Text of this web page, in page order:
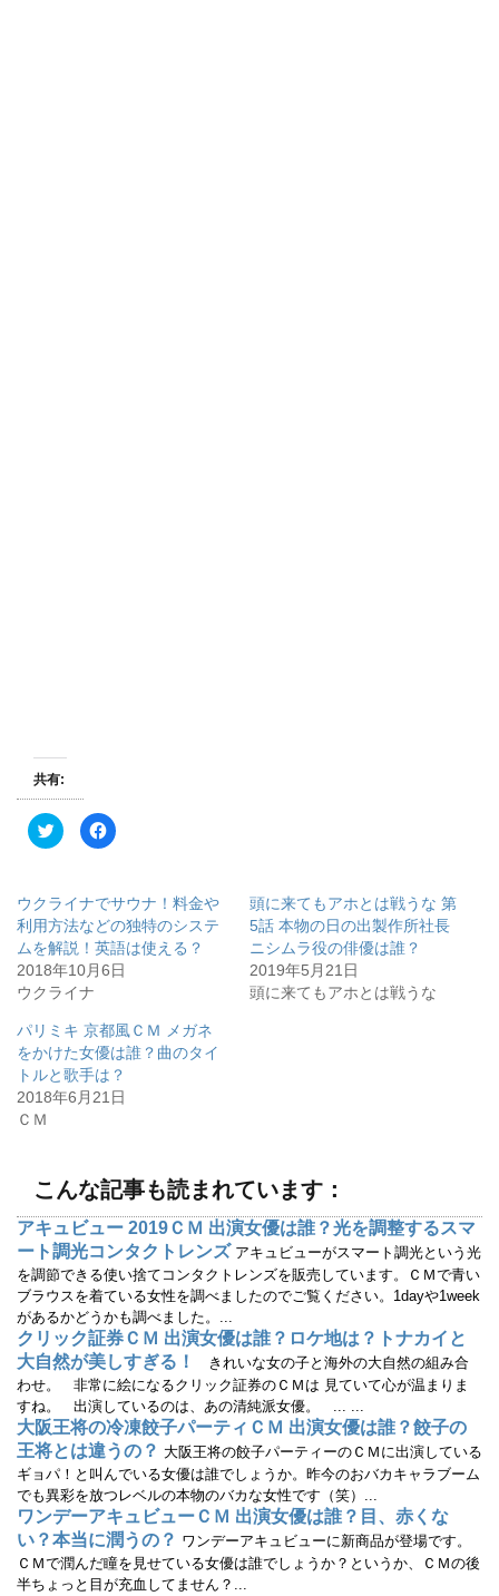
共有:
ク
リ
て
T
w
i
t
t
e
r
で
有
(
新
し
い
ウ
ィ
き
ま
す
)
F
a
o
o
k
で
共
有
す
ク
リ
ッ
ク
し
て
く
し
い
ウ
ィ
ン
ド
ウ
で
開
き
ま
す
)
ウクライナでサウナ！料金や
利用方法などの独特のシステ
ムを解説！英語は使える？
2018年10月6日
ウクライナ
頭に来てもアホとは戦うな 第
5話 本物の日の出製作所社長
ニシムラ役の俳優は誰？
2019年5月21日
頭に来てもアホとは戦うな
パリミキ 京都風ＣＭ メガネ
をかけた女優は誰？曲のタイ
トルと歌手は？
2018年6月21日
ＣＭ
こんな記事も読まれています：
アキュビュー 2019ＣＭ 出演女優は誰？光を調整するスマ
ート調光コンタクトレンズ アキュビューがスマート調光という光
を調節できる使い捨てコンタクトレンズを販売しています。ＣＭで青い
ブラウスを着ている女性を調べましたのでご覧ください。1dayや1week
があるかどうかも調べました。...
クリック証券ＣＭ 出演女優は誰？ロケ地は？トナカイと
大自然が美しすぎる！
きれいな女の子と海外の大自然の組み合
わせ。 非常に絵になるクリック証券のＣＭは 見ていて心が温まりま
すね。 出演しているのは、あの清純派女優。 ... ...
大阪王将の冷凍餃子パーティＣＭ 出演女優は誰？餃子の
王将とは違うの？ 大阪王将の餃子パーティーのＣＭに出演している
ギョパ！と叫んでいる女優は誰でしょうか。昨今のおバカキャラブーム
でも異彩を放つレベルの本物のバカな女性です（笑）...
ワンデーアキュビューＣＭ 出演女優は誰？目、赤くな
い？本当に潤うの？ ワンデーアキュビューに新商品が登場です。
ＣＭで潤んだ瞳を見せている女優は誰でしょうか？というか、ＣＭの後
半ちょっと目が充血してません？...